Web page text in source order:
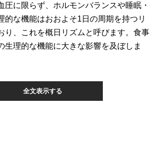
圧に限らず、ホルモンバランスや睡眠・
的な機能はおおよそ1日の周期を持つリ
り、これを概日リズムと呼びます。食事
生理的な機能に大きな影響を及ぼしま
全文表示する